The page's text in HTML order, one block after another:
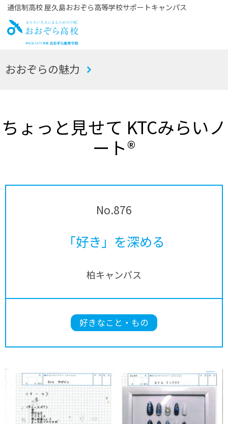
通信制高校 屋久島おおぞら高等学校サポートキャンパス
お
おおぞらの魅力
ちょっと見せて KTCみらいノ
ート®
No.876
「好き」を深める
柏キャンパス
好きなこと・もの